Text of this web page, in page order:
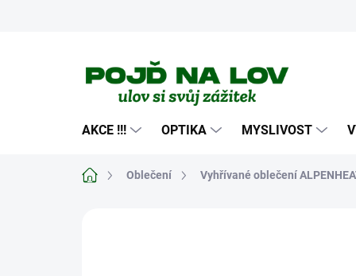
AKCE !!! OPTIKA MYSLIVOST
Domů Oblečení Vyhřívané oblečení